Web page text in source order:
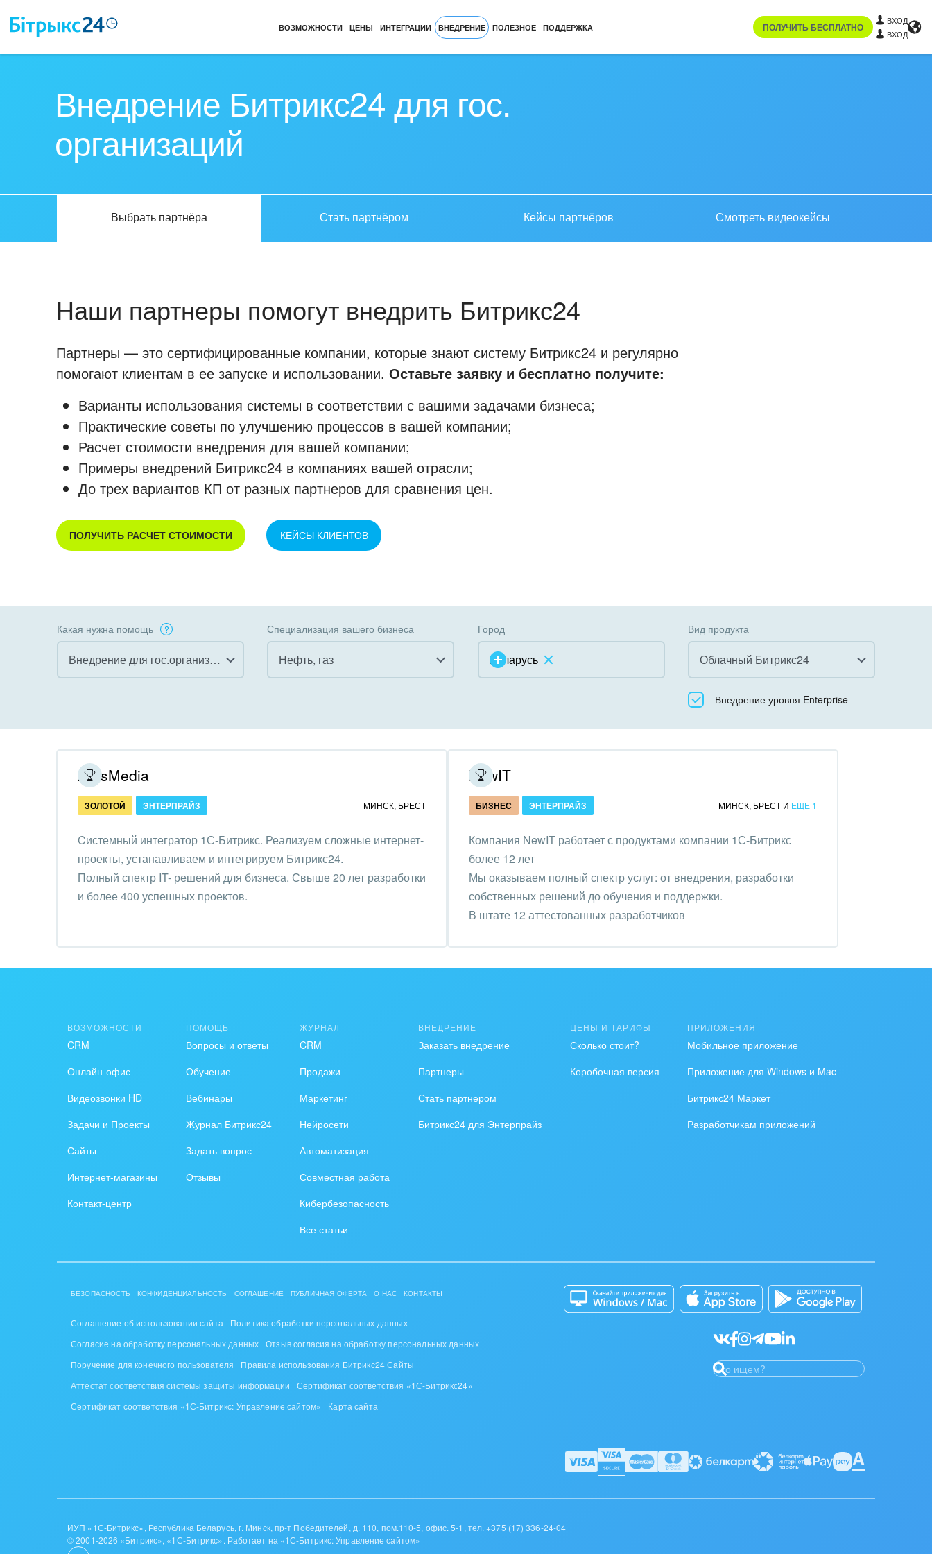
ВОЗМОЖНОСТИ ЦЕНЫ ИНТЕГРАЦИИ ВНЕДРЕНИЕ ПОЛЕЗНОЕ ПОДДЕРЖКА ПОЛУЧИТЬ БЕСПЛАТНО
ВХОД
ВХОД
Внедрение Битрикс24 для гос.
организаций
Выбрать партнёра Стать партнёром Кейсы партнёров Смотреть видеокейсы
Наши партнеры помогут внедрить Битрикс24
Партнеры — это сертифицированные компании, которые знают систему Битрикс24 и регулярно
помогают клиентам в ее запуске и использовании. Оставьте заявку и бесплатно получите:
Варианты использования системы в соответствии с вашими задачами бизнеса;
Практические советы по улучшению процессов в вашей компании;
Расчет стоимости внедрения для вашей компании;
Примеры внедрений Битрикс24 в компаниях вашей отрасли;
До трех вариантов КП от разных партнеров для сравнения цен.
ПОЛУЧИТЬ РАСЧЕТ СТОИМОСТИ КЕЙСЫ КЛИЕНТОВ
Какая нужна помощь
Внедрение для гос.организаций
Внедрение КЭДО
Интеграция с 1С
Организация задач и
Внедрение Бизнес-
процессов
внедрения
Внедрение для
продаж
/ Интранета
Специализация вашего бизнеса
Нефть, газ
Коммунальные услуги, ЖКХ
организации,
Благотворительность
Общественно-политические
Промышленность
СМИ, издательства,
справочники
Страхование
Строительство, ремонт и
благоустройство
Транспорт, Авиация,
АПК и пищевая
промышленность
Выставки, семинары,
конференции
Изготовление памятников и
Инвестиционный бизнес
Город
Беларусь
Вид продукта
Облачный Битрикс24
Все
Коробочная версия
Внедрение уровня Enterprise
ArtisMedia
ЗОЛОТОЙ ЭНТЕРПРАЙЗ МИНСК, БРЕСТ
Cистемный интегратор 1С-Битрикс. Реализуем сложные интернет-
проекты, устанавливаем и интегрируем Битрикс24.
Полный спектр IT- решений для бизнеса. Свыше 20 лет разработки
и более 400 успешных проектов.
NewIT
БИЗНЕС ЭНТЕРПРАЙЗ МИНСК, БРЕСТ И ЕЩЕ 1
Компания NewIT работает с продуктами компании 1С-Битрикс
более 12 лет
Мы оказываем полный спектр услуг: от внедрения, разработки
собственных решений до обучения и поддержки.
В штате 12 аттестованных разработчиков
ВОЗМОЖНОСТИ
CRM
Онлайн-офис
Видеозвонки HD
Задачи и Проекты
Сайты
Интернет-магазины
Контакт-центр
ПОМОЩЬ
Вопросы и ответы
Обучение
Вебинары
Журнал Битрикс24
Задать вопрос
Отзывы
ЖУРНАЛ
CRM
Продажи
Маркетинг
Нейросети
Автоматизация
Совместная работа
Кибербезопасность
Все статьи
ВНЕДРЕНИЕ
Заказать внедрение
Партнеры
Стать партнером
Битрикс24 для Энтерпрайз
ЦЕНЫ И ТАРИФЫ
Сколько стоит?
Коробочная версия
ПРИЛОЖЕНИЯ
Мобильное приложение
Приложение для Windows и Mac
Битрикс24 Маркет
Разработчикам приложений
БЕЗОПАСНОСТЬ КОНФИДЕНЦИАЛЬНОСТЬ СОГЛАШЕНИЕ ПУБЛИЧНАЯ ОФЕРТА О НАС КОНТАКТЫ
Соглашение об использовании сайта
Политика обработки персональных данных
Согласие на обработку персональных данных Отзыв согласия на обработку персональных данных
Поручение для конечного пользователя
Правила использования Битрикс24 Сайты
Аттестат соответствия системы защиты информации
Сертификат соответствия «1С-Битрикс24»
Сертификат соответствия «1С-Битрикс: Управление сайтом»
Карта сайта
ИУП «1С-Битрикс», Республика Беларусь, г. Минск, пр-т Победителей, д. 110, пом.110-5, офис. 5-1, тел. +375 (17) 336-24-04
© 2001-2026 «Битрикс», «1С-Битрикс». Работает на «1С-Битрикс: Управление сайтом»